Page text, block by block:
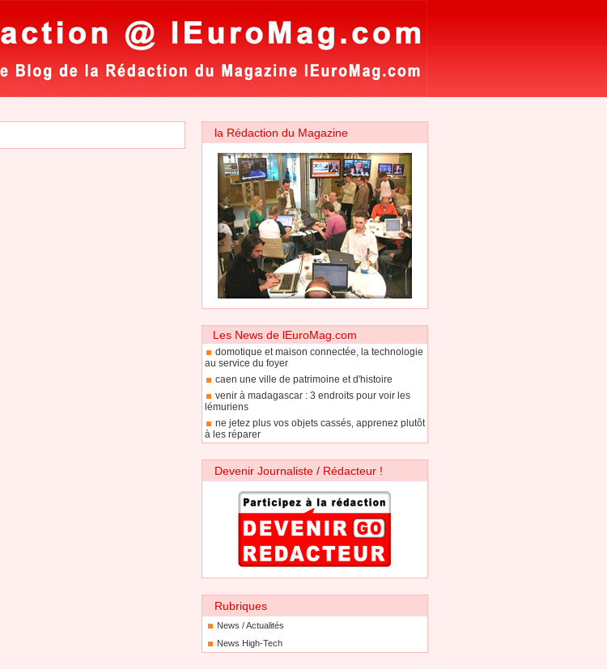
la Rédaction du Magazine
Les News de lEuroMag.com
domotique et maison connectée, la technologie
au service du foyer
caen une ville de patrimoine et d'histoire
venir à madagascar : 3 endroits pour voir les
lémuriens
ne jetez plus vos objets cassés, apprenez plutôt
à les réparer
Devenir Journaliste / Rédacteur !
Rubriques
News / Actualités
News High-Tech